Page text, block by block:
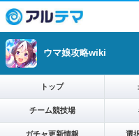
ウマ娘攻略wiki
トップ
チーム競技場
ガチャ更新情報 選